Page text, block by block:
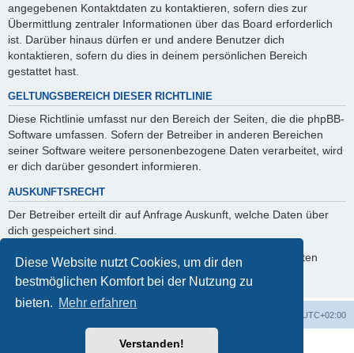
Diese Website nutzt Cookies, um dir den
bestmöglichen Komfort bei der Nutzung zu
bieten. Mehr erfahren
Verstanden!
angegebenen Kontaktdaten zu kontaktieren, sofern dies zur
Übermittlung zentraler Informationen über das Board erforderlich
ist. Darüber hinaus dürfen er und andere Benutzer dich
kontaktieren, sofern du dies in deinem persönlichen Bereich
gestattet hast.
GELTUNGSBEREICH DIESER RICHTLINIE
Diese Richtlinie umfasst nur den Bereich der Seiten, die die phpBB-
Software umfassen. Sofern der Betreiber in anderen Bereichen
seiner Software weitere personenbezogene Daten verarbeitet, wird
er dich darüber gesondert informieren.
AUSKUNFTSRECHT
Der Betreiber erteilt dir auf Anfrage Auskunft, welche Daten über
dich gespeichert sind.
Du kannst jederzeit die Löschung bzw. Sperrung deiner Daten
verlangen. Kontaktiere hierzu bitte den Betreiber.
UTC+02:00
Powered byphpBB® Forum Software © phpBB Limited